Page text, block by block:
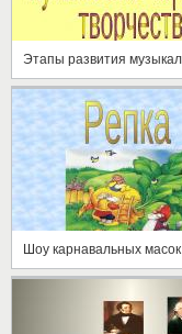
Шоу карнавальных масок